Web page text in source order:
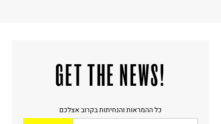
!GET THE NEWS
כל ההמראות והנחיתות בקרוב אצלכם